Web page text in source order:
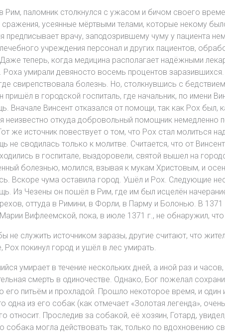
Рим, паломник столкнулся с ужасом и бичом своего
усеянные мёртвыми телами, которые некому
врачу, заподозрившему чуму у пациента
учреждения персонал и других пациентов,
теперь, когда медицина располагает надёжными
умирали девяносто восемь процентов
свирепствовала болезнь. Но, столкнувшись с
в городской госпиталь, где начальник, по имени
Винсент отказался от помощи, так как Рох был,
неизвестно откуда добровольный помощник немедленно
же источник повествует о том, что Рох стал молиться
не сводилась только к молитве. Считается, что от
в госпитале, выздоровели, святой вышел на
болезнью, молился, взывая к мукам Христовым, и
Вскоре чума оставила город. Ушёл и Рох. Следующие
Из Чезены он пошёл в Рим, где им был исцелён
оттуда в Римини, в Форли, в Парму и Болонью. В 1371
Вифлеемской, пока, в июле 1371 г., не обнаружил,
служить источником заразы, другие считают, что
покинул город и ушёл в лес умирать.
умирает в течение нескольких дней, а иной раз и
смерть в одиночестве. Однако, Бог пожелал
питьём и прохладой. Прошло некоторое время, и один
одна из его собак (как отмечает «Золотая легенда»,
Проследив за собакой, её хозяин, Готард,
могла действовать так, только по вдохновению